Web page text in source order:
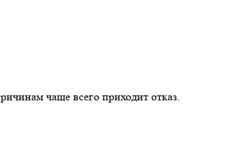
чаще всего приходит отказ.